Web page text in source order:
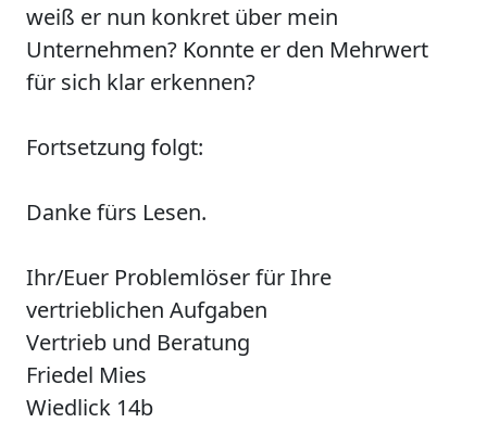
weiß er nun konkret über mein
Unternehmen? Konnte er den Mehrwert
für sich klar erkennen?
Fortsetzung folgt:
Danke fürs Lesen.
Ihr/Euer Problemlöser für Ihre
vertrieblichen Aufgaben
Vertrieb und Beratung
Friedel Mies
Wiedlick 14b